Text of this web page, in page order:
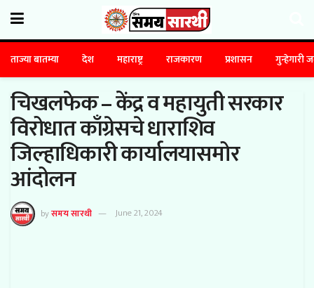
ताज्या बातम्या देश महाराष्ट्र राजकारण प्रशासन गुन्हेगारी
चिखलफेक – केंद्र व महायुती सरकार
विरोधात काँग्रेसचे धाराशिव
जिल्हाधिकारी कार्यालयासमोर
आंदोलन
byसमय सारथी June 21, 2024